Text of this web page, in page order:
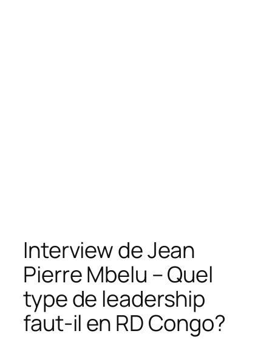
Interview de Jean
Pierre Mbelu – Quel
type de leadership
faut-il en RD Congo?